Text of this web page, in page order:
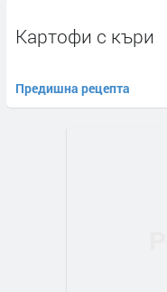
Картофи с къри
Предишна рецепта